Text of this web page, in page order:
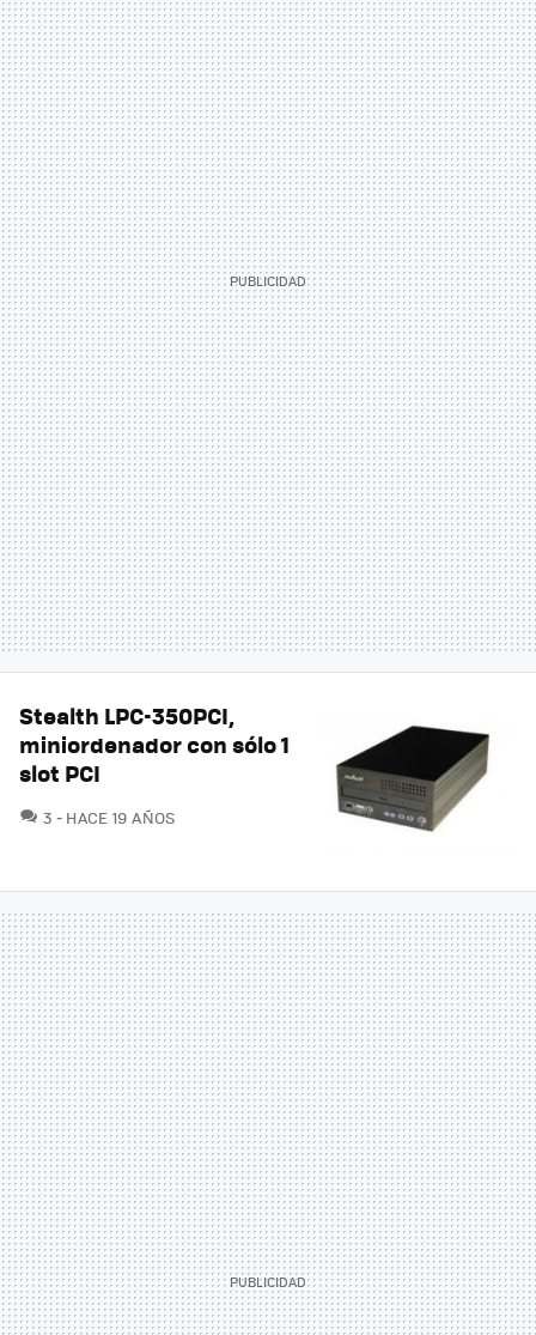
Stealth LPC-350PCI,
miniordenador con sólo 1
slot PCI
3 COMENTARIOS
HACE 19 AÑOS